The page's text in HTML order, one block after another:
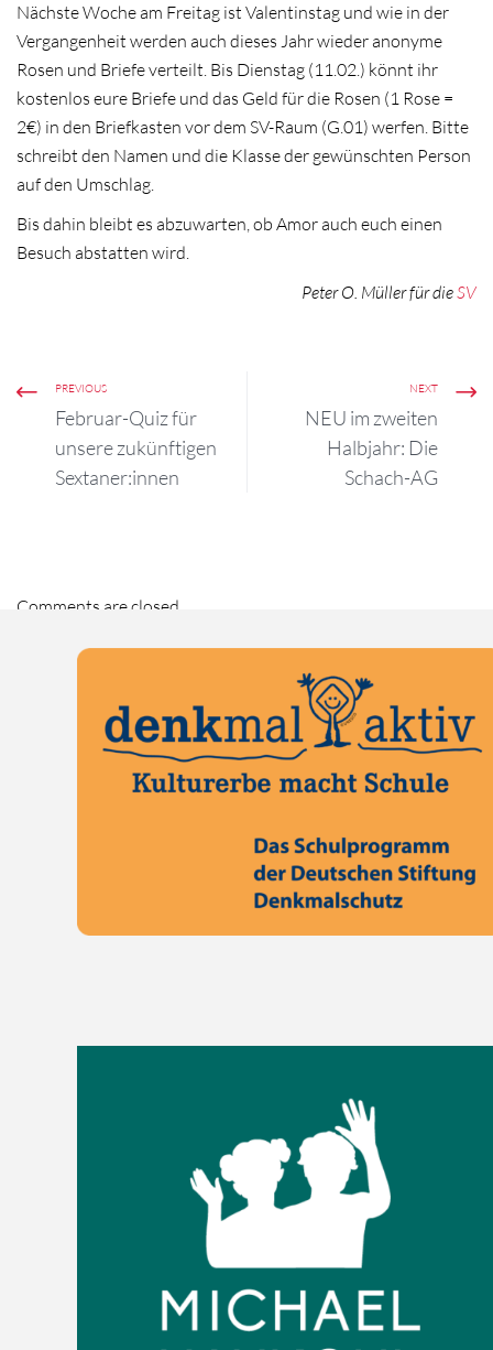
Nächste Woche am Freitag ist Valentinstag und wie in der
Vergangenheit werden auch dieses Jahr wieder anonyme
Rosen und Briefe verteilt. Bis Dienstag (11.02.) könnt ihr
kostenlos eure Briefe und das Geld für die Rosen (1 Rose =
2€) in den Briefkasten vor dem SV-Raum (G.01) werfen. Bitte
schreibt den Namen und die Klasse der gewünschten Person
auf den Umschlag.
Bis dahin bleibt es abzuwarten, ob Amor auch euch einen
Besuch abstatten wird.
Peter O. Müller für dieSV
PREVIOUS
Februar-Quiz für
unsere zukünftigen
Sextaner:innen
NEXT
NEU im zweiten
Halbjahr: Die
Schach-AG
Comments are closed.